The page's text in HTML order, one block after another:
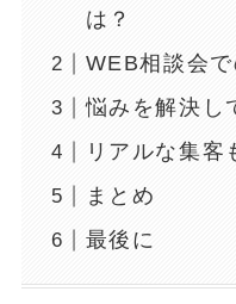
は？
WEB相談会で
悩みを解決し
リアルな集客
まとめ
最後に